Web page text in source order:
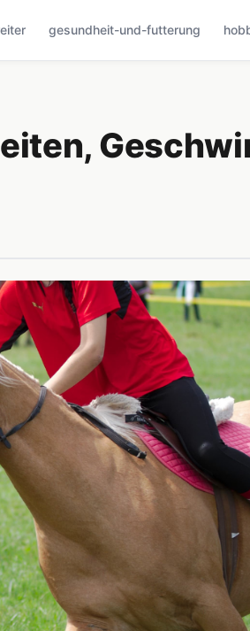
gesundheit-und-futterung